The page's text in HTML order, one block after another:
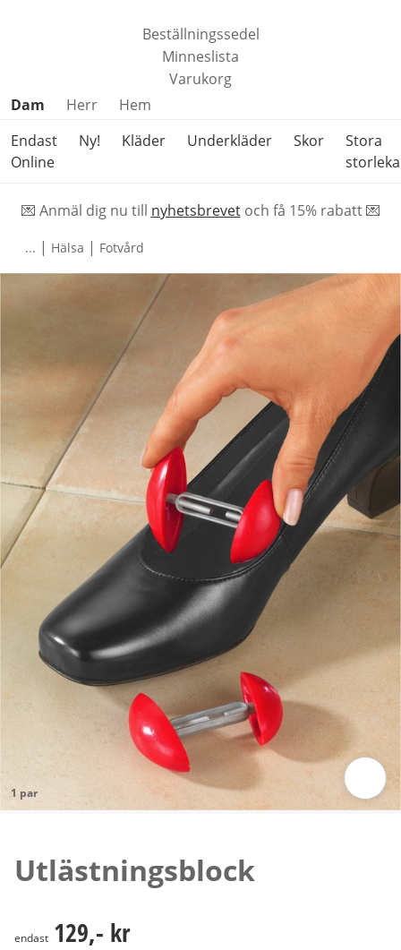
Beställningssedel
Minneslista
Varukorg
Hoppa över produktkategorier
Dam Herr
Hem
Endast
Online
Ny! Kläder Underkläder Skor
Stora
💌 Anmäl dig nu till nyhetsbrevetoch få 15% rabatt 💌
... | Hälsa | Fotvård
1 par
Utlästningsblock
129,- kr
endast 129,- kr